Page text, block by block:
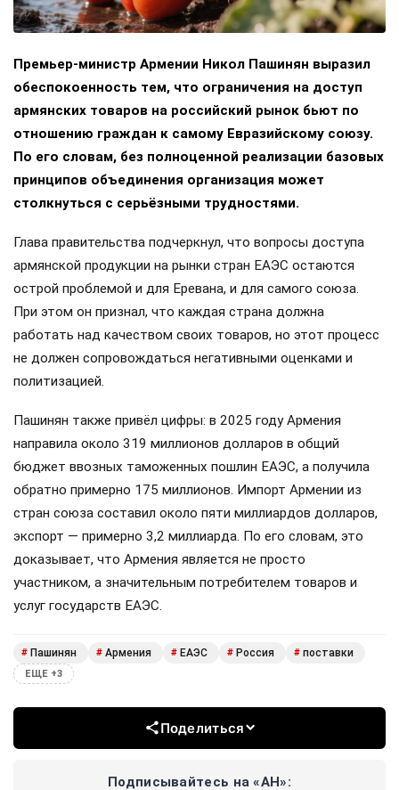
Премьер-министр Армении Никол Пашинян выразил
обеспокоенность тем, что ограничения на доступ
армянских товаров на российский рынок бьют по
отношению граждан к самому Евразийскому союзу.
По его словам, без полноценной реализации базовых
принципов объединения организация может
столкнуться с серьёзными трудностями.
Глава правительства подчеркнул, что вопросы доступа
армянской продукции на рынки стран ЕАЭС остаются
острой проблемой и для Еревана, и для самого союза.
При этом он признал, что каждая страна должна
работать над качеством своих товаров, но этот процесс
не должен сопровождаться негативными оценками и
политизацией.
Пашинян также привёл цифры: в 2025 году Армения
направила около 319 миллионов долларов в общий
бюджет ввозных таможенных пошлин ЕАЭС, а получила
обратно примерно 175 миллионов. Импорт Армении из
стран союза составил около пяти миллиардов долларов,
экспорт — примерно 3,2 миллиарда. По его словам, это
доказывает, что Армения является не просто
участником, а значительным потребителем товаров и
услуг государств ЕАЭС.
# Пашинян # Армения # ЕАЭС # Россия # поставки
ЕЩЕ +3
Поделиться
Подписывайтесь на «АН»: